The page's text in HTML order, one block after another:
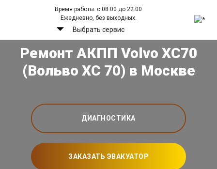
Время работы: с 08:00 до 22:00
Ежедневно, без выходных.
Выбрать сервис
Ремонт АКПП Volvo XC70
(Вольво ХС 70) в Москве
ДИАГНОСТИКА
ЗАКАЗАТЬ ЭВАКУАТОР